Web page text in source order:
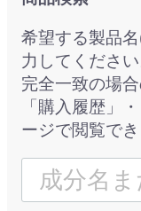
希望する製品
力してください
完全一致の場
「購入履歴」
ージで閲覧でき